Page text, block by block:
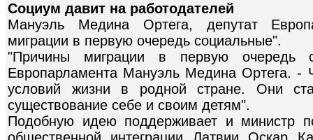
Социум давит на работодателей
Мануэль Медина Ортега, депутат
миграции в первую очередь социальные".
"Причины миграции в первую очередь
Европарламента Мануэль Медина Ортега. -
условий жизни в родной стране. Они
существование себе и своим детям".
Подобную идею поддерживает и министр